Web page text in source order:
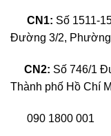
CN1: Số 1511-
Đường 3/2, Phường
CN2: Số 746/1
Thành phố Hồ Chí
090 1800 001